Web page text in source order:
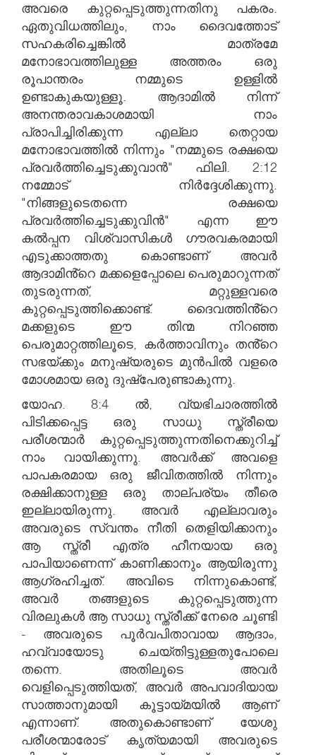
അവരെ കുറ്റപ്പെടുത്തുന്നതിനു പകരം.
ഏതുവിധത്തിലും, നാം ദൈവത്തോട്
സഹകരിച്ചെങ്കിൽ മാത്രമേ
മനോഭാവത്തിലുള്ള അത്തരം ഒരു
രൂപാന്തരം നമ്മുടെ ഉള്ളിൽ
ഉണ്ടാകുകയുള്ളൂ. ആദാമിൽ നിന്ന്
അനന്തരാവകാശമായി നാം
പ്രാപിച്ചിരിക്കുന്ന എല്ലാ തെറ്റായ
മനോഭാവത്തിൽ നിന്നും "നമ്മുടെ രക്ഷയെ
പ്രവർത്തിച്ചെടുക്കുവാൻ" ഫിലി. 2:12
നമ്മോട് നിർദ്ദേശിക്കുന്നു.
"നിങ്ങളുടെതന്നെ രക്ഷയെ
പ്രവർത്തിച്ചെടുക്കുവിൻ" എന്ന ഈ
കൽപ്പന വിശ്വാസികൾ ഗൗരവകരമായി
എടുക്കാത്തതു കൊണ്ടാണ് അവർ
ആദാമിൻ്റെ മക്കളെപ്പോലെ പെരുമാറുന്നത്
തുടരുന്നത്, മറ്റുള്ളവരെ
കുറ്റപ്പെടുത്തിക്കൊണ്ട്. ദൈവത്തിൻ്റെ
മക്കളുടെ ഈ തിന്മ നിറഞ്ഞ
പെരുമാറ്റത്തിലൂടെ, കർത്താവിനും തൻ്റെ
സഭയ്ക്കും മനുഷ്യരുടെ മുൻപിൽ വളരെ
മോശമായ ഒരു ദുഷ്പേരുണ്ടാകുന്നു.
യോഹ. 8:4 ൽ, വ്യഭിചാരത്തിൽ
പിടിക്കപ്പെട്ട ഒരു സാധു സ്ത്രീയെ
പരീശന്മാർ കുറ്റപ്പെടുത്തുന്നതിനെക്കുറിച്ച്
നാം വായിക്കുന്നു. അവർക്ക് അവളെ
പാപകരമായ ഒരു ജീവിതത്തിൽ നിന്നും
രക്ഷിക്കാനുള്ള ഒരു താല്പര്യം തീരെ
ഇല്ലായിരുന്നു. അവർ എല്ലാവരും
അവരുടെ സ്വന്തം നീതി തെളിയിക്കാനും
ആ സ്ത്രീ എത്ര ഹീനയായ ഒരു
പാപിയാണെന്ന് കാണിക്കാനും ആയിരുന്നു
ആഗ്രഹിച്ചത്. അവിടെ നിന്നുകൊണ്ട്,
അവർ തങ്ങളുടെ കുറ്റപ്പെടുത്തുന്ന
വിരലുകൾ ആ സാധു സ്ത്രീക്ക് നേരെ ചൂണ്ടി
- അവരുടെ പൂർവപിതാവായ ആദാം,
ഹവ്വായോടു ചെയ്തിട്ടുള്ളതുപോലെ
തന്നെ. അതിലൂടെ അവർ
വെളിപ്പെടുത്തിയത്, അവർ അപവാദിയായ
സാത്താനുമായി കൂട്ടായ്മയിൽ ആണ്
എന്നാണ്. അതുകൊണ്ടാണ് യേശു
പരീശന്മാരോട് കൃത്യമായി അവരുടെ